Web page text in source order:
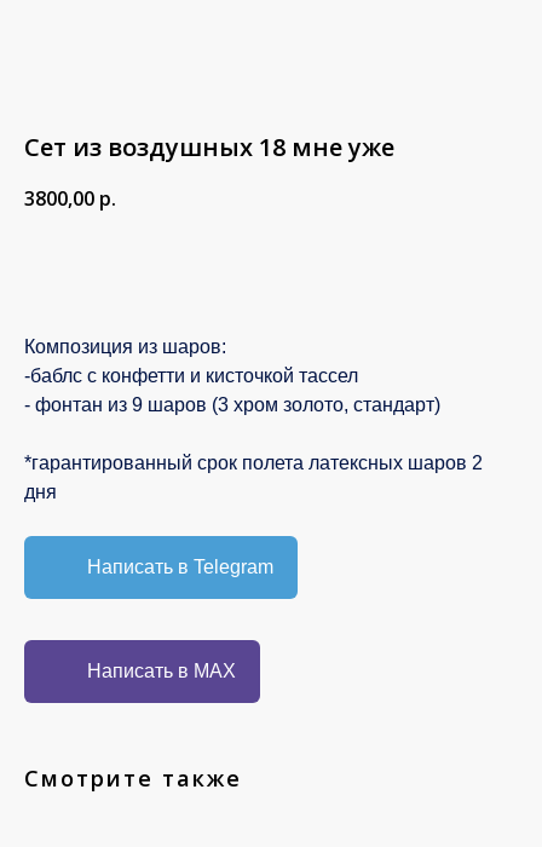
Сет из воздушных 18 мне уже
3800,00 р.
Композиция из шаров:
-баблс с конфетти и кисточкой тассел
- фонтан из 9 шаров (3 хром золото, стандарт)
*гарантированный срок полета латексных шаров 2
дня
Написать в Telegram
Написать в MAX
Смотрите также